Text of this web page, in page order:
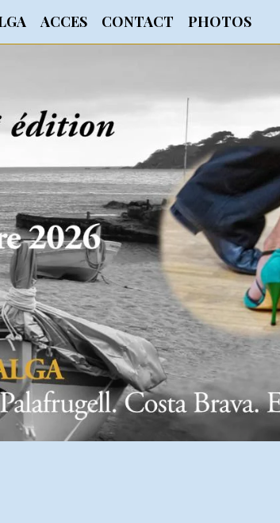
ACCES CONTACT PHOTOS